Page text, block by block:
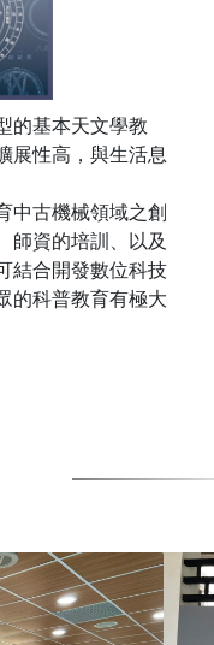
的基本天文學教
展性高，與生活息
中古機械領域之創
師資的培訓、以及
結合開發數位科技
的科普教育有極大